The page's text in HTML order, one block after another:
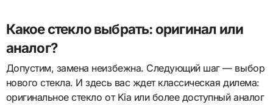
Какое стекло выбрать: оригинал или
аналог?
Допустим, замена неизбежна. Следующий шаг — выбор
нового стекла. И здесь вас ждет классическая дилема:
оригинальное стекло от Kia или более доступный аналог